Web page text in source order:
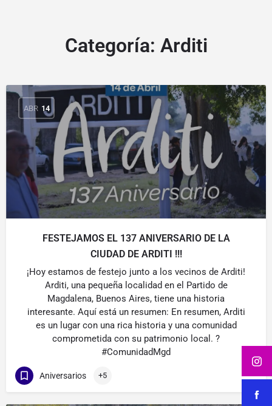
Categoría: Arditi
ABR 14
FESTEJAMOS EL 137 ANIVERSARIO DE LA
CIUDAD DE ARDITI !!!
¡Hoy estamos de festejo junto a los vecinos de Arditi!
Arditi, una pequeña localidad en el Partido de
Magdalena, Buenos Aires, tiene una historia
interesante. Aquí está un resumen: En resumen, Arditi
es un lugar con una rica historia y una comunidad
comprometida con su patrimonio local. ?
#ComunidadMgd
Aniversarios +5